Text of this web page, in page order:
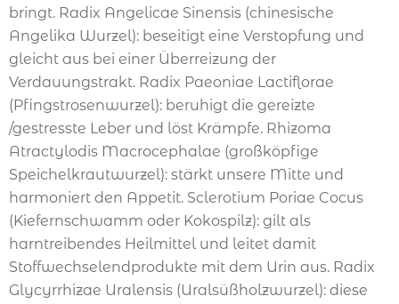
bringt. Radix Angelicae Sinensis (chinesische
Angelika Wurzel): beseitigt eine Verstopfung und
gleicht aus bei einer Überreizung der
Verdauungstrakt. Radix Paeoniae Lactiflorae
(Pfingstrosenwurzel): beruhigt die gereizte
/gestresste Leber und löst Krämpfe. Rhizoma
Atractylodis Macrocephalae (großköpfige
Speichelkrautwurzel): stärkt unsere Mitte und
harmoniert den Appetit. Sclerotium Poriae Cocus
(Kiefernschwamm oder Kokospilz): gilt als
harntreibendes Heilmittel und leitet damit
Stoffwechselendprodukte mit dem Urin aus. Radix
Glycyrrhizae Uralensis (Uralsüßholzwurzel): diese